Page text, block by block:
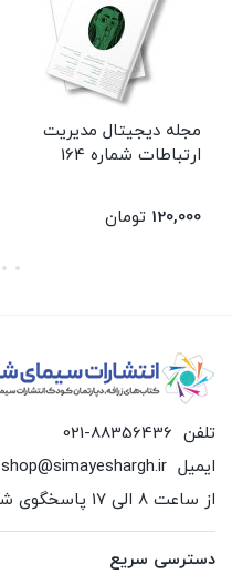
مجله دیجیتال مدیریت
ارتباطات شماره 164
120,000 تومان
تلفن 021-88356436
ایمیل shop@simayeshargh.ir
از ساعت 8 الی 17 پاسخگوی شما هستیم.
دسترسی سریع